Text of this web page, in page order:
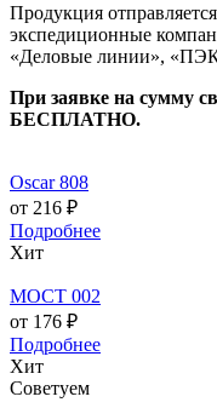
Продукция
экспедиционные
«Деловые линии»,
При заявке на сумму
БЕСПЛАТНО.
Oscar 808
от 216 ₽
Подробнее
Хит
МОСТ 002
от 176 ₽
Подробнее
Хит
Советуем